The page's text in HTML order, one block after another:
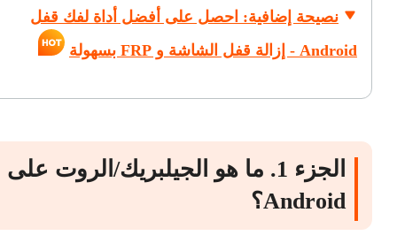
نصيحة إضافية: احصل على أفضل أداة لفك قفل
Android - إزالة قفل الشاشة و FRP بسهولة
الجزء 1. ما هو الجيلبريك/الروت على
Android؟